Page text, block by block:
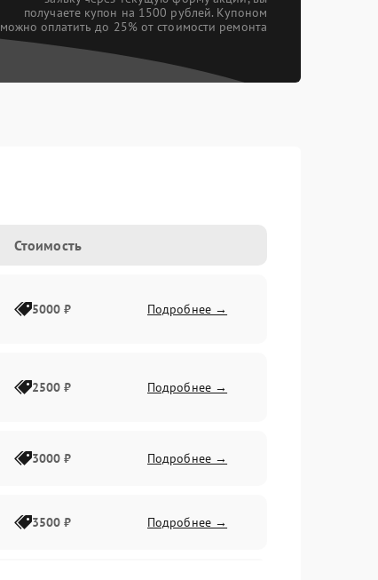
получаете купон на 1500 рублей. Купоном
можно оплатить до 25% от стоимости ремонта
Стоимость
5000 ₽ Подробнее →
2500 ₽ Подробнее →
3000 ₽ Подробнее →
3500 ₽ Подробнее →